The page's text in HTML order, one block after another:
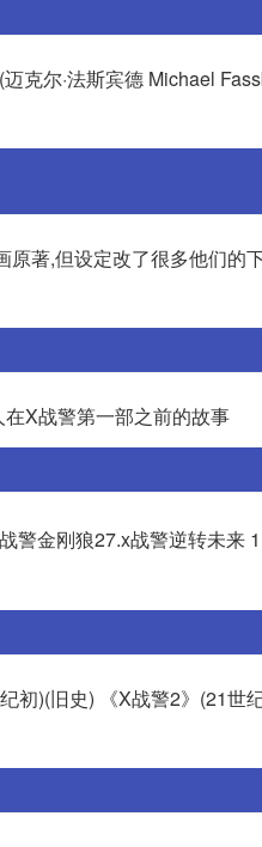
克尔·法斯宾德 Michael
著,但设定改了很多他们的
X战警第一部之前的故事
警金刚狼27.x战警逆转未来
初)(旧史) 《X战警2》(21世